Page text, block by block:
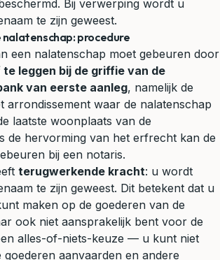
Bij verwerping wordt u
te zijn geweest.
procedure
een nalatenschap moet gebeuren door
leggen bij de griffie van de
van eerste aanleg, namelijk de
arrondissement waar de nalatenschap
laatste woonplaats van de
de hervorming van het erfrecht kan de
bij een notaris.
terugwerkende kracht: u wordt
te zijn geweest. Dit betekent dat u
maken op de goederen van de
ook niet aansprakelijk bent voor de
alles-of-niets-keuze — u kunt niet
goederen aanvaarden en andere